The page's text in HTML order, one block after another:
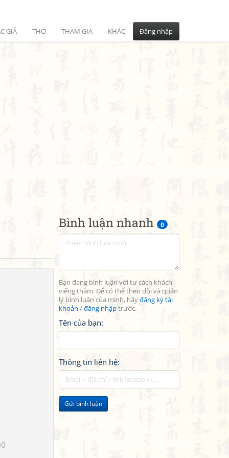
GIẢ THƠ THAM GIA KHÁC Đăng nhập
Bình luận nhanh 0
Bạn đang bình luận với tư cách khách
viếng thăm. Để có thể theo dõi và quản
lý bình luận của mình, hãyđăng ký tài
khoản /đăng nhậptrước.
Tên của bạn:
Thông tin liên hệ:
Gửi bình luận